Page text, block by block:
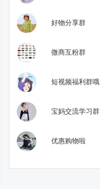
好物分享群
微商互粉群
短视频福利群哦
宝妈交流学习群
优惠购物啦